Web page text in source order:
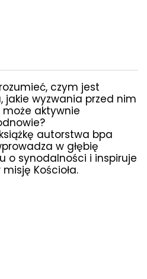
czym jest
jakie wyzwania przed nim
może aktywnie
autorstwa bpa
w głębię
o synodalności i inspiruje
Kościoła.